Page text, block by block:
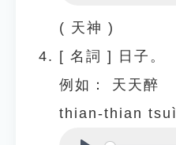
( 天神 )
[ 名詞 ]
日子。
例如：
天天醉
thian-thian tsuì